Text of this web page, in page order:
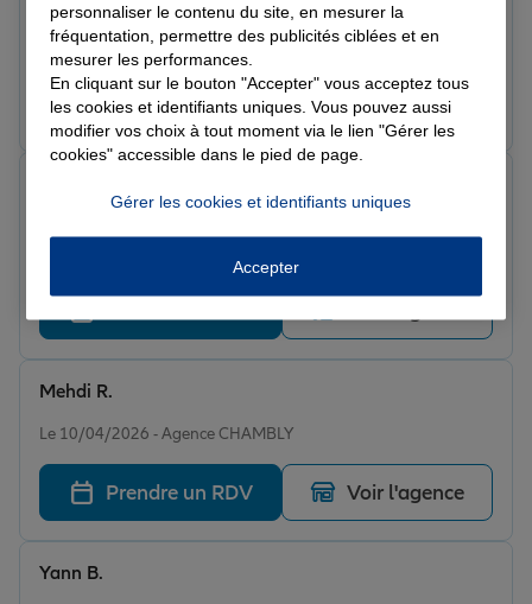
Le 25/04/2026 - Agence CHAMBLY
Super service, à l’écoute, merci Thomas
Prendre un RDV Voir l'agence
Note de 5 sur 5
Le 10/04/2026 - Agence CHAMBLY
Mehdi R.
Prendre un RDV Voir l'agence
Yann B.
personnaliser le contenu du site, en mesurer la
fréquentation, permettre des publicités ciblées et en
mesurer les performances.
En cliquant sur le bouton "Accepter" vous acceptez tous
les cookies et identifiants uniques. Vous pouvez aussi
modifier vos choix à tout moment via le lien "Gérer les
cookies" accessible dans le pied de page.
Gérer les cookies et identifiants uniques
Accepter